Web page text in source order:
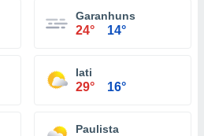
Garanhuns
24° 14°
Iati
29° 16°
Paulista